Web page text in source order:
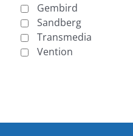
Gembird
Sandberg
Transmedia
Vention